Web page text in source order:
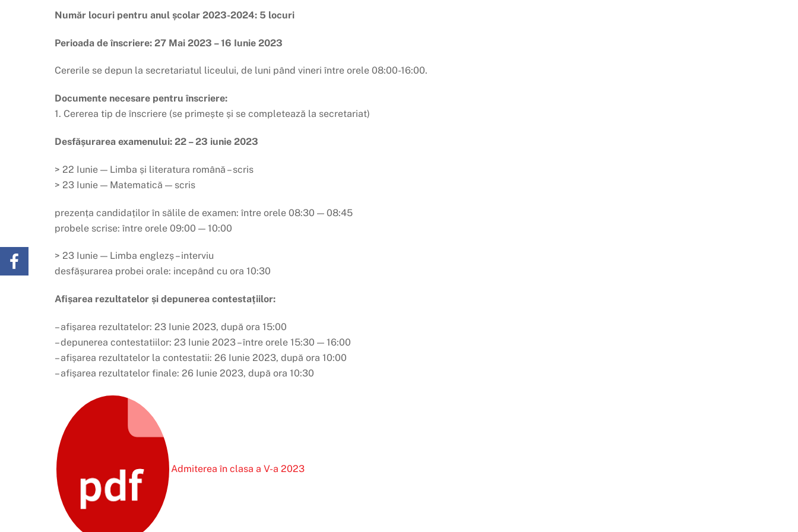
Număr locuri pentru anul școlar 2023-2024: 5 locuri
Perioada de înscriere: 27 Mai 2023 – 16 Iunie 2023
Cererile se depun la secretariatul liceului, de luni pând vineri între orele 08:00-16:00.
Documente necesare pentru înscriere:
1. Cererea tip de înscriere (se primește și se completează la secretariat)
Desfășurarea examenului: 22 – 23 iunie 2023
> 22 Iunie — Limba și literatura română – scris
> 23 Iunie — Matematică — scris
prezența candidaților în sălile de examen: între orele 08:30 — 08:45
probele scrise: între orele 09:00 — 10:00
> 23 Iunie — Limba englezș – interviu
desfășurarea probei orale: incepând cu ora 10:30
Afișarea rezultatelor și depunerea contestațiilor:
– afișarea rezultatelor: 23 Iunie 2023, după ora 15:00
– depunerea contestatiilor: 23 Iunie 2023 – între orele 15:30 — 16:00
– afișarea rezultatelor la contestatii: 26 Iunie 2023, după ora 10:00
– afișarea rezultatelor finale: 26 Iunie 2023, după ora 10:30
Admiterea în clasa a V-a 2023